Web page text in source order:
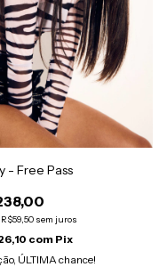
- Free Pass
R$59,50 sem juros
com Pix
ÚLTIMA chance!